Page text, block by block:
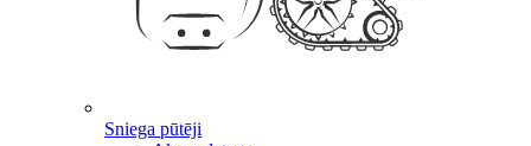
Sniega pūtēji